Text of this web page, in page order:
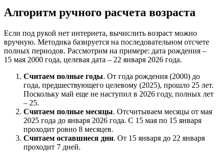
Алгоритм ручного расчета возраста
Если под рукой нет интернета, вычислить возраст можно
вручную. Методика базируется на последовательном отсчете
полных периодов. Рассмотрим на примере: дата рождения –
15 мая 2000 года, целевая дата – 22 января 2026 года.
Считаем полные годы. От года рождения (2000) до
года, предшествующего целевому (2025), прошло 25 лет.
Поскольку май еще не наступил в 2026 году, полных лет
– 25.
Считаем полные месяцы. Отсчитываем месяцы от мая
2025 года до января 2026 года. С 15 мая по 15 января
проходит ровно 8 месяцев.
Считаем оставшиеся дни. От 15 января до 22 января
проходит 7 дней.